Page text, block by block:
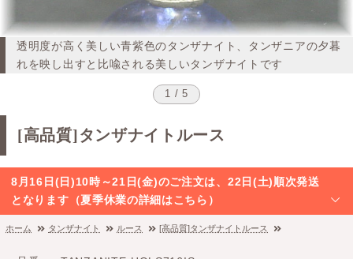
透明度が高く美しい青紫色のタンザナイト、タンザニアの夕暮
れを映し出すと比喩される美しいタンザナイトです
1 / 5
[高品質]タンザナイトルース
8月16日(日)10時～21日(金)のご注文は、22日(土)順次発送
となります（夏季休業の詳細はこちら）
ホーム タンザナイト ルース [高品質]タンザナイトルース